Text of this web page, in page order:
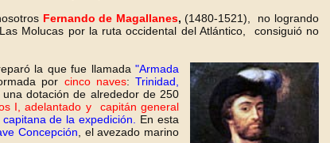
Fernando de Magallanes, (1480-1521), no logrando
Molucas por la ruta occidental del Atlántico, consiguió no
la que fue llamada "Armada
por cinco naves:Trinidad,
dotación de alrededor de 250
I, adelantado y capitán general
capitana de la expedición. En esta
Concepción , el avezado marino